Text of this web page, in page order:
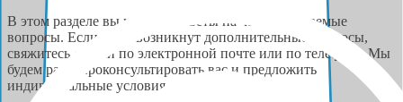
В этом разделе вы найдёте ответы на часто задаваемые
вопросы. Если у вас возникнут дополнительные вопросы,
свяжитесь с нами по электронной почте или по телефону. Мы
будем рады проконсультировать вас и предложить
индивидуальные условия сотрудничества.